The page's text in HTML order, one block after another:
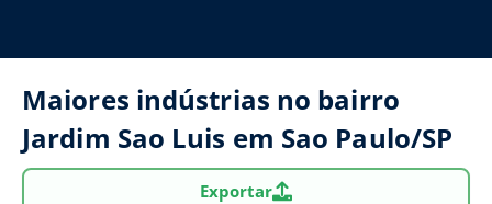
Maiores indústrias no bairro
Jardim Sao Luis em Sao Paulo/SP
Exportar